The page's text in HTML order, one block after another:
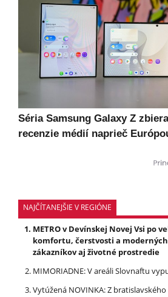
Séria Samsung Galaxy Z
recenzie médií naprieč
NAJČÍTANEJŠIE V REGIÓNE
METRO v Devínskej Novej Vsi po
komfortu, čerstvosti a
zákazníkov aj životné prostredie
MIMORIADNE: V areáli Slovnaftu
Vytúžená NOVINKA: Z